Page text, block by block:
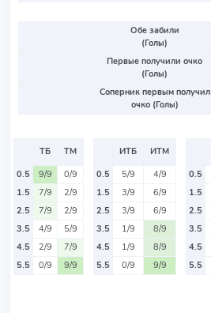
Обе забили
(Голы)
Первые получили очко
(Голы)
Соперник первым получил
очко (Голы)
ТБ
ТМ
0.5
9/9
0/9
1.5
7/9
2/9
2.5
7/9
2/9
3.5
4/9
5/9
4.5
2/9
7/9
5.5
0/9 9/9
ИТБ
ИТМ
0.5
5/9
4/9
1.5
3/9
6/9
2.5
3/9
6/9
3.5
1/9
8/9
4.5
1/9
8/9
5.5
0/9 9/9
0.5
1.5
2.5
3.5
4.5
5.5